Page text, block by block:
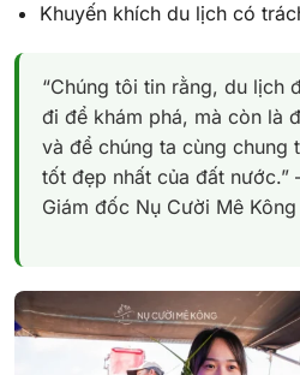
Khuyến khích du lịch có
“Chúng tôi tin rằng, du lịch
đi để khám phá, mà còn là
và để chúng ta cùng chung
tốt đẹp nhất của đất nước.”
Giám đốc Nụ Cười Mê